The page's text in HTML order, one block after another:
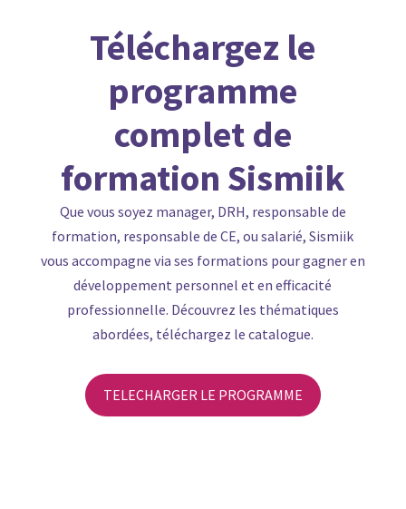
Téléchargez le
programme
complet de
formation Sismiik
Que vous soyez manager, DRH, responsable de
formation, responsable de CE, ousalarié, Sismiik
vous accompagne via ses formations pour gagner en
développement personnel et enefficacité
professionnelle. Découvrez les thématiques
abordées, téléchargez le catalogue.
TELECHARGER LE PROGRAMME